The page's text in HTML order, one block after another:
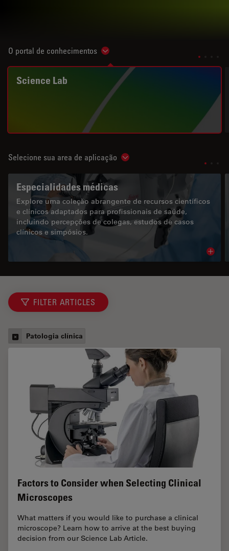
O portal de conhecimentos Show subnavigation
Science Lab
Selecione sua area de aplicação Show subnavigation
Especialidades médicas
Explore uma coleção abrangente de recursos científicos
e clínicos adaptados para profissionais de saúde,
incluindo percepções de colegas, estudos de casos
clínicos e simpósios.
FILTER ARTICLES
Patologia clínica
Factors to Consider when Selecting Clinical
Microscopes
What matters if you would like to purchase a clinical
microscope? Learn how to arrive at the best buying
decision from our Science Lab Article.